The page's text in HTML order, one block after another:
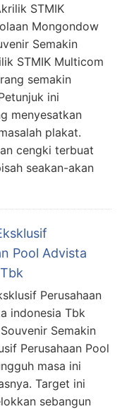
STMIK
Mongondow
Semakin
STMIK Multicom
semakin
ini
menyesatkan
plakat.
cengki terbuat
seakan-akan
Pool Advista
Perusahaan
indonesia Tbk
Semakin
Perusahaan Pool
masa ini
Target ini
sebangun